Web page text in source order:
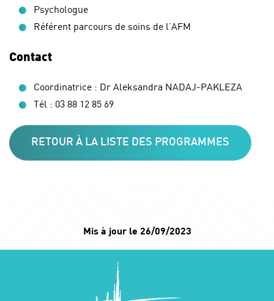
Psychologue
Référent parcours de soins de l’AFM
Contact
Coordinatrice : Dr Aleksandra NADAJ-PAKLEZA
Tél : 03 88 12 85 69
RETOUR À LA LISTE DES PROGRAMMES
Mis à jour le 26/09/2023